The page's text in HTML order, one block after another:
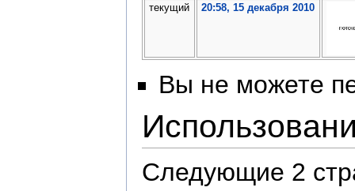
текущий
20:58, 15 декабря 2010
Вы не можете
Следующие 2